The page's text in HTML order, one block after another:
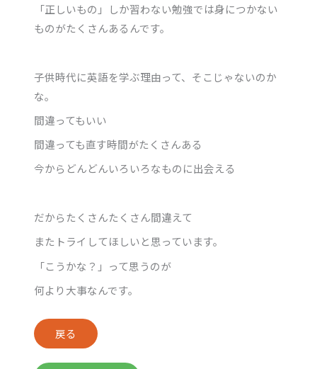
「正しいもの」しか習わない勉強では身につかない
ものがたくさんあるんです。
子供時代に英語を学ぶ理由って、そこじゃないのか
な。
間違ってもいい
間違っても直す時間がたくさんある
今からどんどんいろいろなものに出会える
だからたくさんたくさん間違えて
またトライしてほしいと思っています。
「こうかな？」って思うのが
何より大事なんです。
戻る